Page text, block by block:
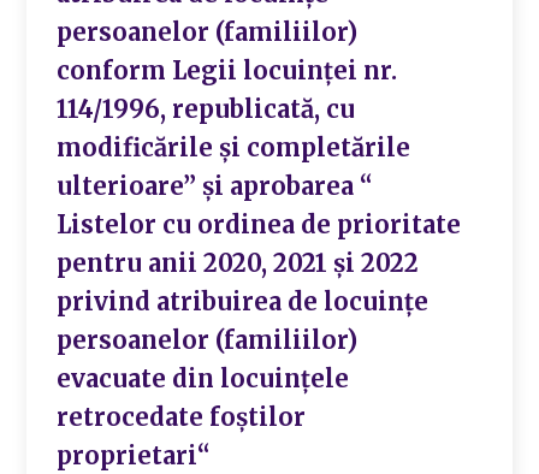
persoanelor (familiilor)
conform Legii locuinței nr.
114/1996, republicată, cu
modificările și completările
ulterioare” și aprobarea “
Listelor cu ordinea de prioritate
pentru anii 2020, 2021 și 2022
privind atribuirea de locuințe
persoanelor (familiilor)
evacuate din locuințele
retrocedate foștilor
proprietari“